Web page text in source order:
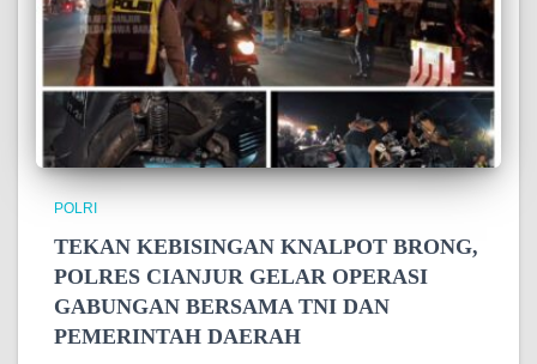
POLRI
TEKAN KEBISINGAN KNALPOT BRONG,
POLRES CIANJUR GELAR OPERASI
GABUNGAN BERSAMA TNI DAN
PEMERINTAH DAERAH